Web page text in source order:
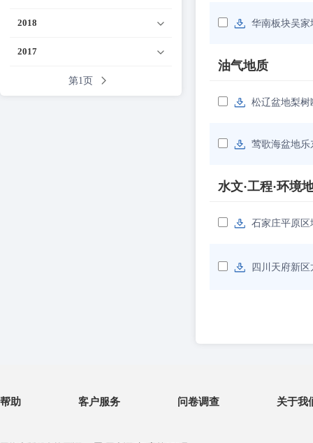
2018
2017
第1页
华南板块吴
油气地质
松辽盆地梨
莺歌海盆地
水文·工程·环境
石家庄平原
四川天府新
帮助 客户服务 问卷调查 关于我